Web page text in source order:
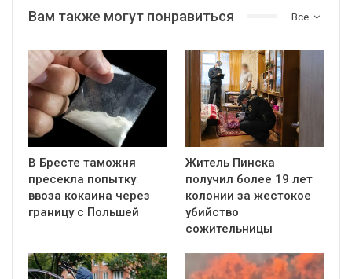
Все
Вам также могут понравиться
В Бресте таможня
пресекла попытку
ввоза кокаина через
границу с Польшей
Житель Пинска
получил более 19 лет
колонии за жестокое
убийство
сожительницы